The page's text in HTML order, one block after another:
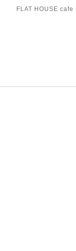
FLAT HOUSE cafe